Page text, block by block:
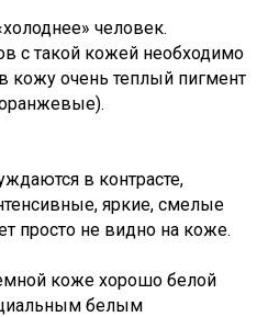
человек.
с такой кожей необходимо
кожу очень теплый пигмент
в контрасте,
яркие, смелые
просто не видно на коже.
коже хорошо белой
белым